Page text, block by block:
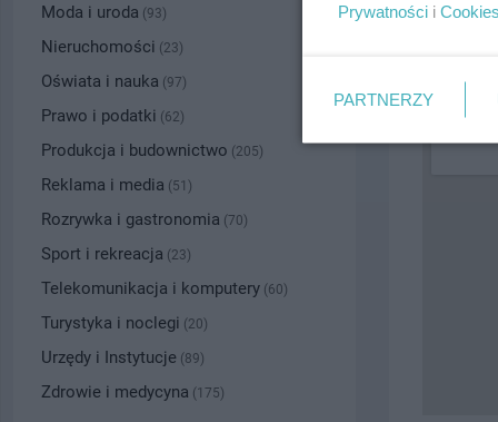
Moda i uroda (93)
Nieruchomości (23)
Oświata i nauka (97)
Prawo i podatki (62)
Produkcja i budownictwo (205)
Reklama i media (51)
Rozrywka i gastronomia (70)
Sport i rekreacja (23)
Telekomunikacja i komputery (60)
Turystyka i noclegi (20)
Urzędy i Instytucje (89)
Zdrowie i medycyna (175)
Prywatności i Cookies
PARTNERZY